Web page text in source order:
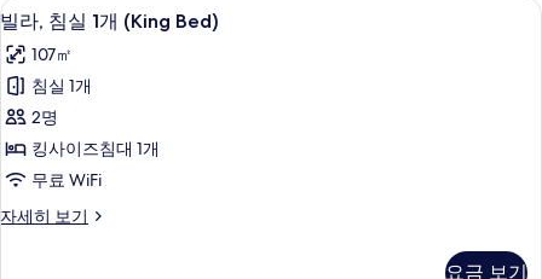
용
가
능
한
터
빌
라,
침
실
1
개
(King
Bed)
12
빌라, 침실 1개 (King Bed)
107㎡
침실 1개
2명
킹사이즈침대 1개
무료 WiFi
자세히 보기
빌
요금 보기